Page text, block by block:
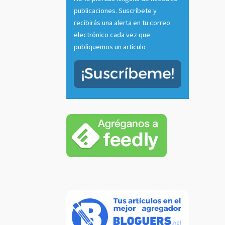
publicaciones. Suscríbete y
recibirás una alerta en tu correo
electrónico cada vez que
publiquemos un artículo